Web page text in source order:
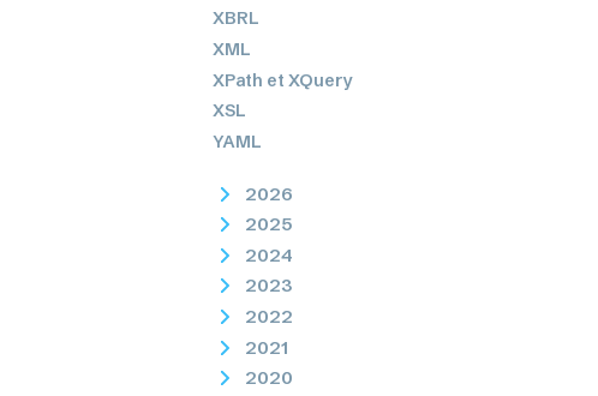
XBRL
XML
XPath et XQuery
XSL
YAML
2026
2025
2024
2023
2022
2021
2020